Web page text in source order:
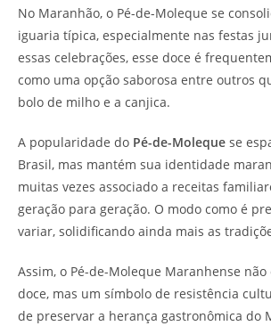
No Maranhão, o Pé-de-Moleque se
iguaria típica, especialmente nas festas
essas celebrações, esse doce é
como uma opção saborosa entre outros
bolo de milho e a canjica.
A popularidade do Pé-de-Moleque se
Brasil, mas mantém sua identidade
muitas vezes associado a receitas
geração para geração. O modo como é
variar, solidificando ainda mais as
Assim, o Pé-de-Moleque Maranhense não
doce, mas um símbolo de resistência
de preservar a herança gastronômica do